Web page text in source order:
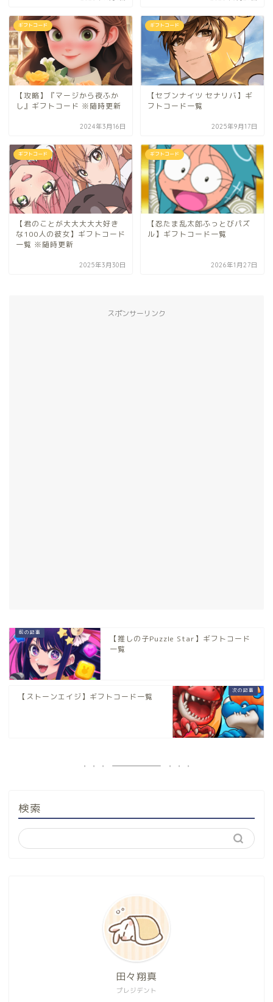
ギフトコード
【攻略】『マージから夜ふか
し』ギフトコード ※随時更新
2024年3月16日
ギフトコード
【セブンナイツ セナリバ】ギ
フトコード一覧
2025年9月17日
ギフトコード
【君のことが大大大大大好き
な100人の彼女】ギフトコード
一覧 ※随時更新
2025年3月30日
ギフトコード
【忍たま乱太郎ふっとびパズ
ル】ギフトコード一覧
2026年1月27日
スポンサーリンク
【推しの子Puzzle Star】ギフトコード
一覧
【ストーンエイジ】ギフトコード一覧
検索
プレジデント
田々翔真